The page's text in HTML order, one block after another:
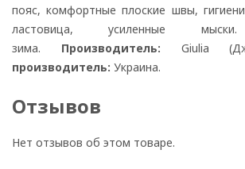
пояс, комфортные плоские швы,
ластовица, усиленные
зима. Производитель: Giulia
производитель: Украина.
Отзывов
Нет отзывов об этом товаре.